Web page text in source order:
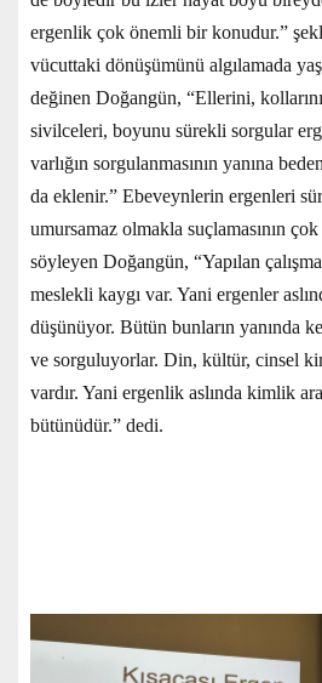
ergenlik çok önemli bir konudur.”
vücuttaki dönüşümünü algılamada
değinen Doğangün, “Ellerini,
sivilceleri, boyunu sürekli sorgular
varlığın sorgulanmasının yanına
da eklenir.” Ebeveynlerin ergenleri
umursamaz olmakla suçlamasının
söyleyen Doğangün, “Yapılan
meslekli kaygı var. Yani ergenler
düşünüyor. Bütün bunların yanında
ve sorguluyorlar. Din, kültür, cinsel
vardır. Yani ergenlik aslında kimlik
bütünüdür.” dedi.